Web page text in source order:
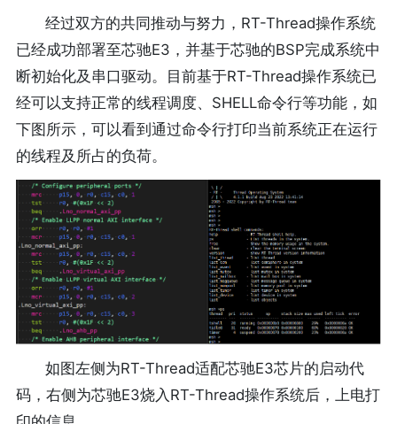
经过双方的共同推动与努力，RT-Thread操作系统
已经成功部署至芯驰E3，并基于芯驰的BSP完成系统中
断初始化及串口驱动。目前基于RT-Thread操作系统已
经可以支持正常的线程调度、SHELL命令行等功能，如
下图所示，可以看到通过命令行打印当前系统正在运行
的线程及所占的负荷。
如图左侧为RT-Thread适配芯驰E3芯片的启动代
码，右侧为芯驰E3烧入RT-Thread操作系统后，上电打